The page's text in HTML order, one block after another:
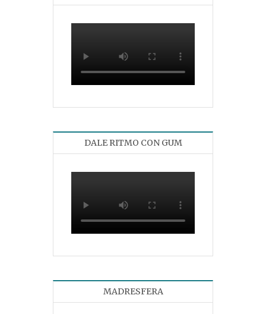
DALE RITMO CON GUM
MADRESFERA